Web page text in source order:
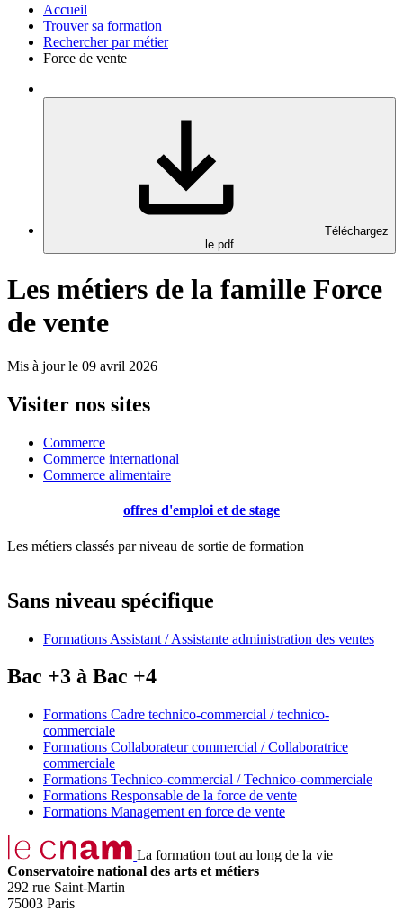
Accueil
Trouver sa formation
Rechercher par métier
Force de vente
Téléchargez
le pdf
Les métiers de la famille Force
de vente
Mis à jour le 09 avril 2026
Visiter nos sites
Commerce
Commerce international
Commerce alimentaire
offres d'emploi et de stage
Les métiers classés par niveau de sortie de formation
Sans niveau spécifique
Formations Assistant / Assistante administration des ventes
Bac +3 à Bac +4
Formations Cadre technico-commercial / technico-
commerciale
Formations Collaborateur commercial / Collaboratrice
commerciale
Formations Technico-commercial / Technico-commerciale
Formations Responsable de la force de vente
Formations Management en force de vente
La formation tout au long de la vie
Conservatoire national des arts et métiers
292 rue Saint-Martin
75003 Paris